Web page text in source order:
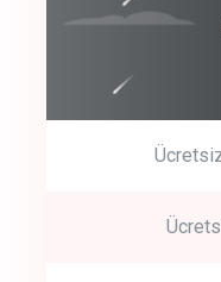
Get
Start by trying our service for